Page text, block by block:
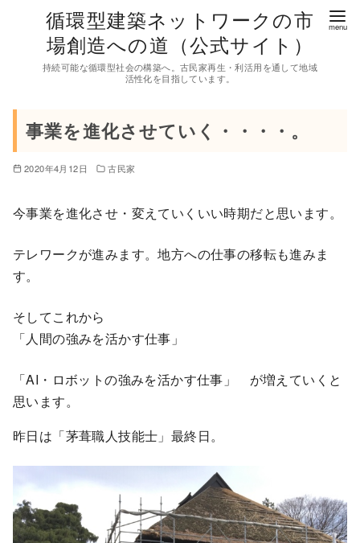
循環型建築ネットワークの市
場創造への道（公式サイト）
持続可能な循環型社会の構築へ。古民家再生・利活用を通して地域
活性化を目指しています。
事業を進化させていく・・・・。
2020年4月12日 古民家
今事業を進化させ・変えていくいい時期だと思います。
テレワークが進みます。地方への仕事の移転も進みま
す。
そしてこれから
「人間の強みを活かす仕事」
「AI・ロボットの強みを活かす仕事」 が増えていくと
思います。
昨日は「茅葺職人技能士」最終日。